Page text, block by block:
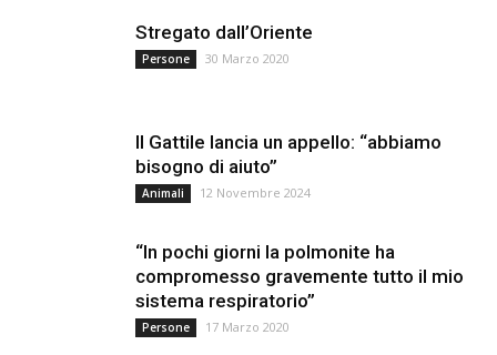
Stregato dall’Oriente
Persone 30 Marzo 2020
Il Gattile lancia un appello: “abbiamo
bisogno di aiuto”
Animali 12 Novembre 2024
“In pochi giorni la polmonite ha
compromesso gravemente tutto il mio
sistema respiratorio”
Persone 17 Marzo 2020